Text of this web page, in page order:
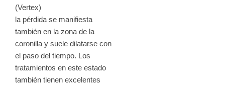
(Vertex)
la pérdida se manifiesta
también en la zona de la
coronilla y suele dilatarse con
el paso del tiempo. Los
tratamientos en este estado
también tienen excelentes